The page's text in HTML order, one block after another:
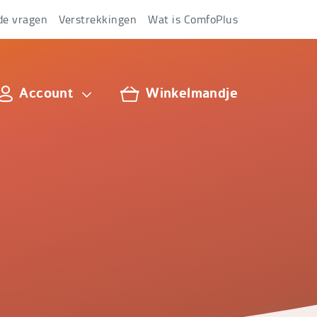
vragen Verstrekkingen Wat is ComfoPlus
Account Winkelmandje